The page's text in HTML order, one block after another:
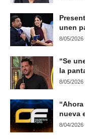
unen
8/05/2026
“Se
la
8/05/2026
nueva
8/04/2026